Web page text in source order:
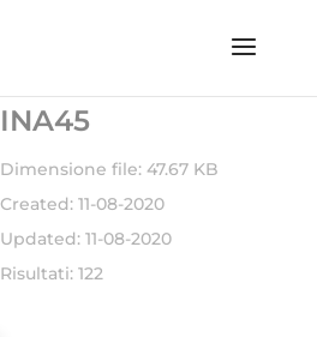
INA45
Dimensione file: 47.67 KB
Created: 11-08-2020
Updated: 11-08-2020
Risultati: 122